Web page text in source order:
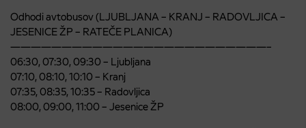
Odhodi avtobusov (LJUBLJANA – KRANJ – RADOVLJICA –
JESENICE ŽP – RATEČE PLANICA)
—————————————————————————–
06:30, 07:30, 09:30 – Ljubljana
07:10, 08:10, 10:10 – Kranj
07:35, 08:35, 10:35 – Radovljica
08:00, 09:00, 11:00 – Jesenice ŽP